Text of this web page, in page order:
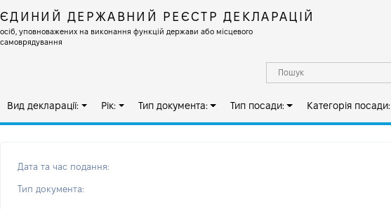
ЄДИНИЙ ДЕРЖАВНИЙ РЕЄСТР ДЕКЛАРАЦІЙ
осіб, уповноважених на виконання функцій держави або місцевого
самоврядування
Вид декларації: Рік: Тип документа: Тип посади: Категорія посади:
Дата та час подання:
Тип документа: